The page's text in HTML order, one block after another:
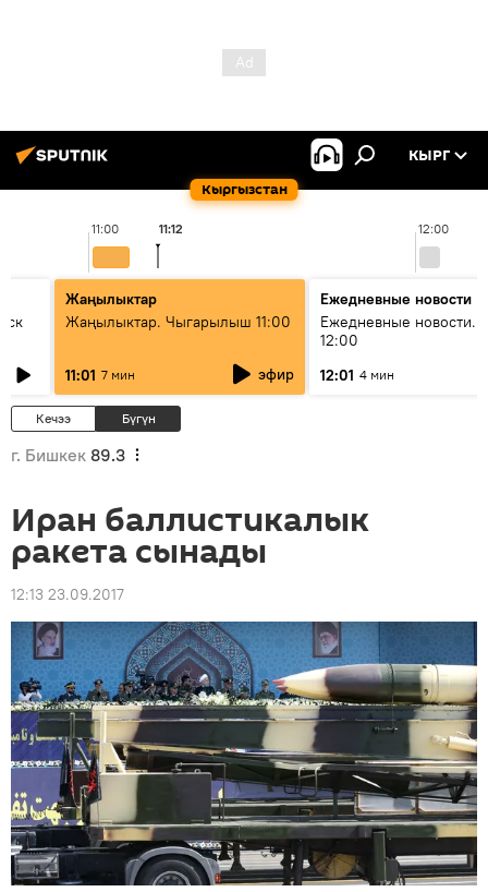
Кыргызстан
КЫРГ
11:00 12:00
11:12
Жаңылыктар
Жаңылыктар. Чыгарылыш 11:00
11:01 7 мин эфир
Ежедневные новости
Ежедневные новости.
12:00
12:01 4 мин
Кечээ Бүгүн
г. Бишкек 89.3
Иран баллистикалык
ракета сынады
12:13 23.09.2017